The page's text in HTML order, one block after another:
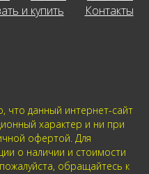
и купить Контакты
данный интернет-сайт
характер и ни при
офертой. Для
о наличии и стоимости
обращайтесь к